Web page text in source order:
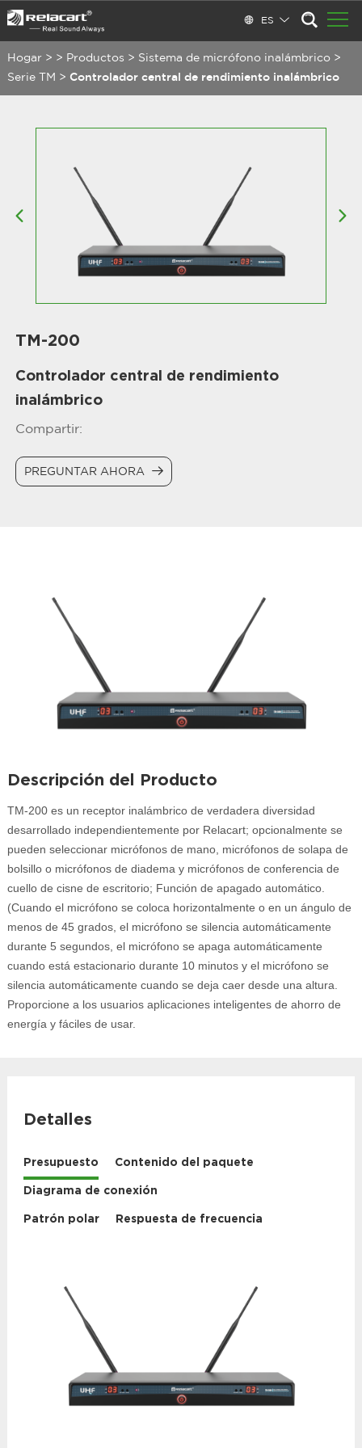
ES
Hogar > > Productos > Sistema de micrófono inalámbrico>
Serie TM > Controlador central de rendimiento inalámbrico
TM-200
Controlador central de rendimiento
inalámbrico
Compartir:
PREGUNTAR AHORA
Descripción del Producto
TM-200 es un receptor inalámbrico de verdadera diversidad
desarrollado independientemente por Relacart; opcionalmente se
pueden seleccionar micrófonos de mano, micrófonos de solapa de
bolsillo o micrófonos de diadema y micrófonos de conferencia de
cuello de cisne de escritorio; Función de apagado automático.
(Cuando el micrófono se coloca horizontalmente o en un ángulo de
menos de 45 grados, el micrófono se silencia automáticamente
durante 5 segundos, el micrófono se apaga automáticamente
cuando está estacionario durante 10 minutos y el micrófono se
silencia automáticamente cuando se deja caer desde una altura.
Proporcione a los usuarios aplicaciones inteligentes de ahorro de
energía y fáciles de usar.
Detalles
Presupuesto Contenido del paquete
Diagrama de conexión
Patrón polar Respuesta de frecuencia